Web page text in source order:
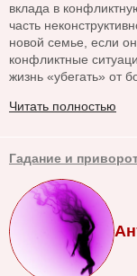
вклада в
часть
новой семье, если
конфликтные
жизнь «убегать» от
Читать полностью
Гадание и